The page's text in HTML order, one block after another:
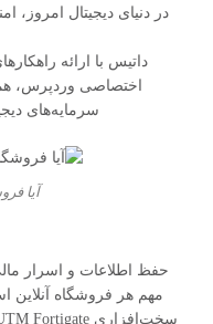
در دنیای دیجیتال
داتیس با ارائه
اختصاصی وردپرس،
سرمایه‌های
آیا
حفظ اطلاعات و اسرار
مهم هر فروشگاه آنلاین